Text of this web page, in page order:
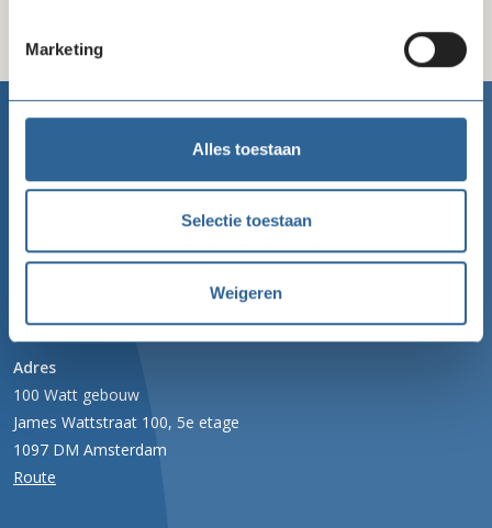
Marketing
Alles toestaan
Selectie toestaan
Weigeren
Goede Doelen Nederland
Adres
100 Watt gebouw
James Wattstraat 100, 5e etage
1097 DM Amsterdam
Route